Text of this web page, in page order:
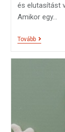
és elutasítást
Amikor egy…
Tovább